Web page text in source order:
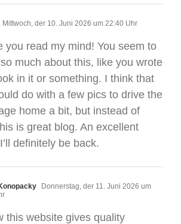
Mittwoch, der 10. Juni 2026 um 22:40 Uhr
you read my mind! You seem to
much about this, like you wrote
in it or something. I think that
do with a few pics to drive the
home a bit, but instead of
is great blog. An excellent
definitely be back.
Donnerstag, der 11. Juni 2026 um
this website gives quality